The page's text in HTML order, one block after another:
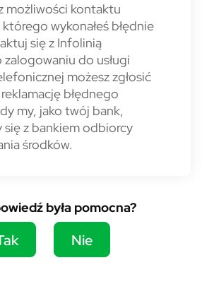
możliwości kontaktu
wykonałeś błędnie
się z Infolinią
do usługi
możesz zgłosić
błędnego
my, jako twój bank,
z bankiem odbiorcy
środków.
była pomocna?
Nie